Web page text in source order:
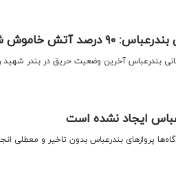
شده است+ فیلم
بندرعباس آخرین وضعیت حریق در بندر شهید
ایجاد نشده‌ است
پروازهای بندرعباس بدون تاخیر و معطلی